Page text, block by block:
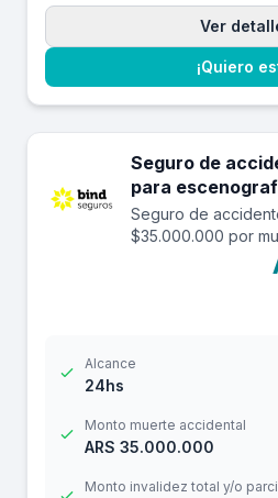
Ver
¡Quiero
Seguro de
Seguro de
$35.000.000 por
$3.500.000 por
médicos con una
Alcance
24hs
Monto muerte accidental
ARS 35.000.000
Monto invalidez total y/o